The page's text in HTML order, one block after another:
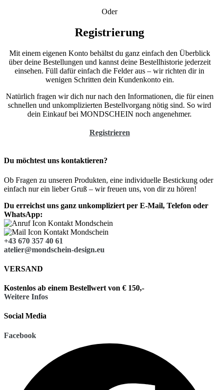
Oder
Registrierung
Mit einem eigenen Konto behältst du ganz einfach den Überblick
über deine Bestellungen und kannst deine Bestellhistorie jederzeit
einsehen. Füll dafür einfach die Felder aus – wir richten dir in
wenigen Schritten dein Kundenkonto ein.
Natürlich fragen wir dich nur nach den Informationen, die für einen
schnellen und unkomplizierten Bestellvorgang nötig sind. So wird
dein Einkauf bei MONDSCHEIN noch angenehmer.
Registrieren
Du möchtest uns kontaktieren?
Ob Fragen zu unseren Produkten, eine individuelle Bestickung oder
einfach nur ein lieber Gruß – wir freuen uns, von dir zu hören!
Du erreichst uns ganz unkompliziert per E-Mail, Telefon oder
WhatsApp:
+43 670 357 40 61
atelier@mondschein-design.eu
VERSAND
Kostenlos ab einem Bestellwert von € 150,-
Weitere Infos
Social Media
Facebook